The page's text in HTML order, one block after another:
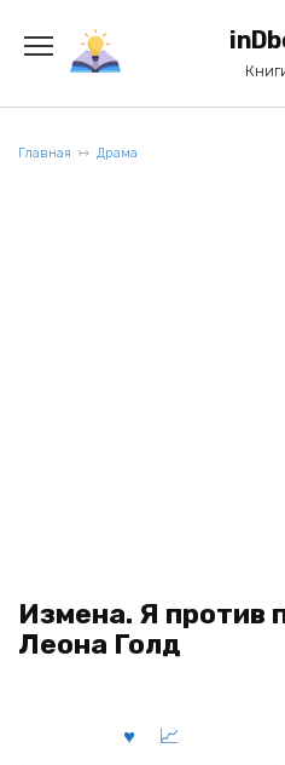
содержанию
Главная Драма
Измена. Я против
Леона Голд